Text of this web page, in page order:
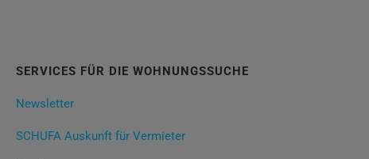
SERVICES FÜR DIE WOHNUNGSSUCHE
Newsletter
SCHUFA Auskunft für Vermieter